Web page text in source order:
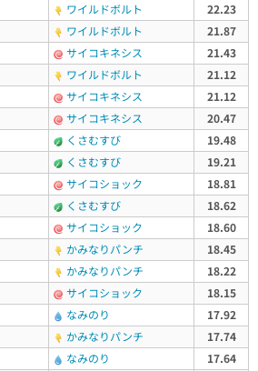
ワイルドボルト
22.23
ワイルドボルト
21.87
サイコキネシス
21.43
ワイルドボルト
21.12
サイコキネシス
21.12
サイコキネシス
20.47
くさむすび
19.48
くさむすび
19.21
サイコショック
18.81
くさむすび
18.62
サイコショック
18.60
かみなりパンチ
18.45
かみなりパンチ
18.22
サイコショック
18.15
なみのり
17.92
かみなりパンチ
17.74
なみのり
17.64